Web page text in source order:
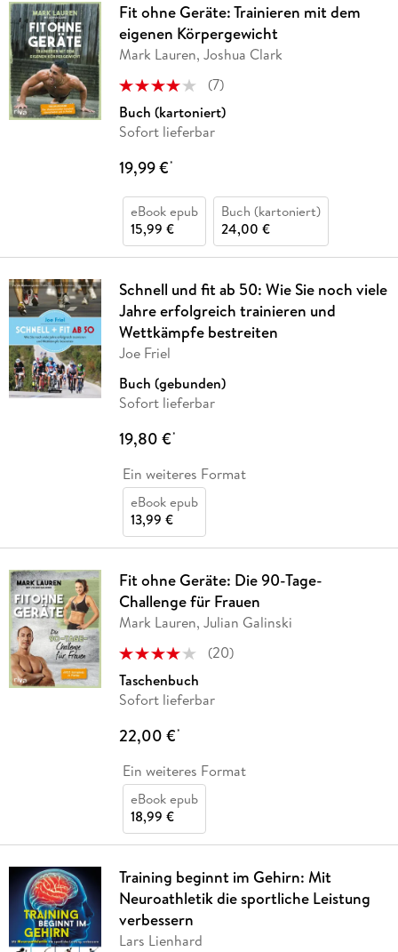
Fit ohne Geräte: Trainieren mit dem
eigenen Körpergewicht
Mark Lauren, Joshua Clark
(7)
Buch (kartoniert)
Sofort lieferbar
19,99 €*
eBook epub
15,99 €
Buch (kartoniert)
24,00 €
Schnell und fit ab 50: Wie Sie noch viele
Jahre erfolgreich trainieren und
Wettkämpfe bestreiten
Joe Friel
Buch (gebunden)
Sofort lieferbar
19,80 €*
Ein weiteres Format
eBook epub
13,99 €
Fit ohne Geräte: Die 90-Tage-
Challenge für Frauen
Mark Lauren, Julian Galinski
(20)
Taschenbuch
Sofort lieferbar
22,00 €*
Ein weiteres Format
eBook epub
18,99 €
Training beginnt im Gehirn: Mit
Neuroathletik die sportliche Leistung
verbessern
Lars Lienhard